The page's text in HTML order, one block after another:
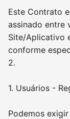
Este Contrato
assinado entre
Site/Aplicativo
conforme
2.
1. Usuários -
Podemos